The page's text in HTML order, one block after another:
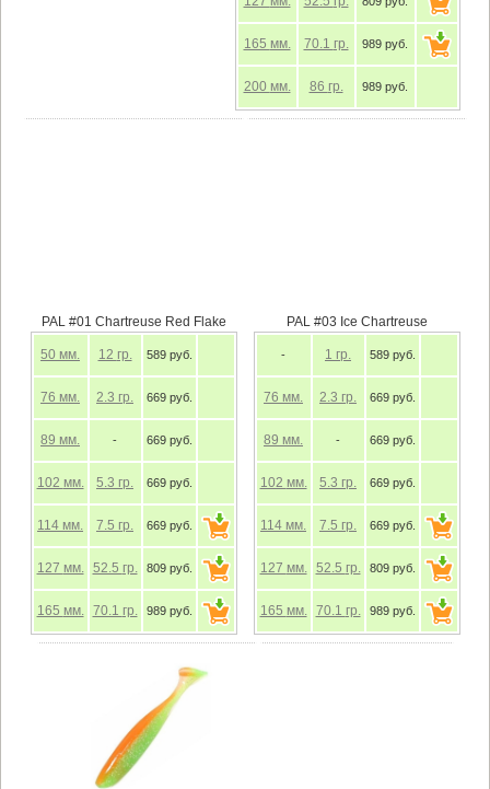
165 мм. 70.1 гр. 989 руб.
200 мм. 86 гр. 989 руб.
PAL #01 Chartreuse Red Flake
50 мм. 12 гр. 589 руб.
76 мм. 2.3 гр. 669 руб.
89 мм. - 669 руб.
102 мм. 5.3 гр. 669 руб.
114 мм. 7.5 гр. 669 руб.
127 мм. 52.5 гр. 809 руб.
165 мм. 70.1 гр. 989 руб.
PAL #03 Ice Chartreuse
- 1 гр. 589 руб.
76 мм. 2.3 гр. 669 руб.
89 мм. - 669 руб.
102 мм. 5.3 гр. 669 руб.
114 мм. 7.5 гр. 669 руб.
127 мм. 52.5 гр. 809 руб.
165 мм. 70.1 гр. 989 руб.